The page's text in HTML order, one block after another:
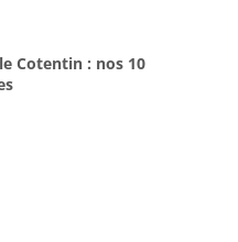
Cotentin : nos 10